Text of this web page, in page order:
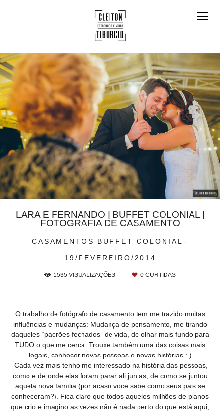
CASAMENTOS BUFFET COLONIAL
19/FEVEREIRO/2014
LARA E FERNANDO | BUFFET COLONIAL |
FOTOGRAFIA DE CASAMENTO
1535 VISUALIZAÇÕES 0 CURTIDAS
O trabalho de fotógrafo de casamento tem me trazido muitas
influências e mudanças: Mudança de pensamento, me tirando
daqueles “padrões fechados” de vida, de olhar mais fundo para
TUDO o que me cerca. Trouxe também uma das coisas mais
legais, conhecer novas pessoas e novas histórias : )
Cada vez mais tenho me interessado na história das pessoas,
como e de onde elas foram parar ali juntas, de como se juntou
aquela nova família (por acaso você sabe como seus pais se
conheceram?). Fica claro que todos aqueles milhões de planos
que crio e imagino as vezes não é nada perto do que está aqui,